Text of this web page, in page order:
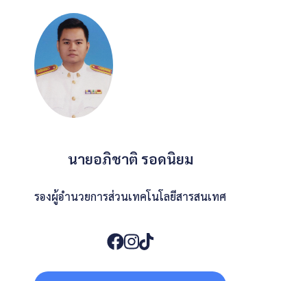
นายอภิชาติ รอดนิยม
รองผู้อำนวยการส่วนเทคโนโลยีสารสนเทศ